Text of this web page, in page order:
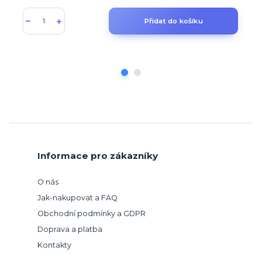
Přidat do košíku
Informace pro zákazníky
O nás
Jak-nakupovat a FAQ
Obchodní podmínky a GDPR
Doprava a platba
Kontakty